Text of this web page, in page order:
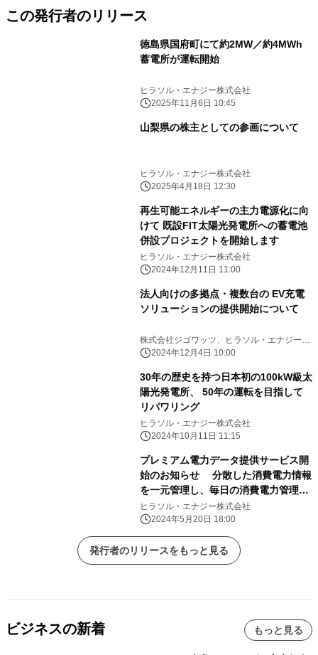
この発行者のリリース
徳島県国府町にて約2MW／約4MWh
蓄電所が運転開始
ヒラソル・エナジー株式会社
2025年11月6日 10:45
山梨県の株主としての参画について
ヒラソル・エナジー株式会社
2025年4月18日 12:30
再生可能エネルギーの主力電源化に向
けて 既設FIT太陽光発電所への蓄電池
併設プロジェクトを開始します
ヒラソル・エナジー株式会社
2024年12月11日 11:00
法人向けの多拠点・複数台の EV充電
ソリューションの提供開始について
株式会社ジゴワッツ、ヒラソル・エナジー株
式会社
2024年12月4日 10:00
30年の歴史を持つ日本初の100kW級太
陽光発電所、 50年の運転を目指して
リパワリング
ヒラソル・エナジー株式会社
2024年10月11日 11:15
プレミアム電力データ提供サービス開
始のお知らせ 分散した消費電力情報
を一元管理し、毎日の消費電力管理を
実現
ヒラソル・エナジー株式会社
2024年5月20日 18:00
発行者のリリースをもっと見る
ビジネスの新着 もっと見る